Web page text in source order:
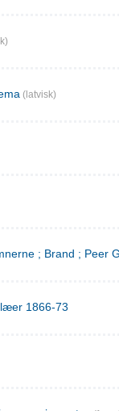
(latvisk)
; Brand ; Peer
1866-73